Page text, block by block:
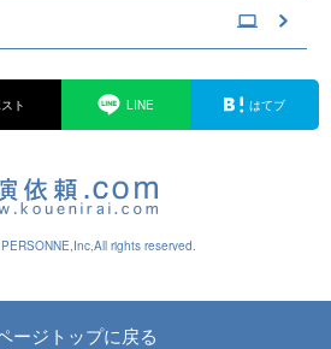
ト LINE はてブ
rights reserved.
ージトップに戻る